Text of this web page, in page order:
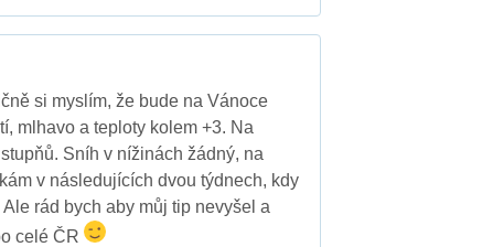
si myslím, že bude na Vánoce
mlhavo a teploty kolem +3. Na
Sníh v nížinách žádný, na
v následujících dvou týdnech, kdy
rád bych aby můj tip nevyšel a
celé ČR